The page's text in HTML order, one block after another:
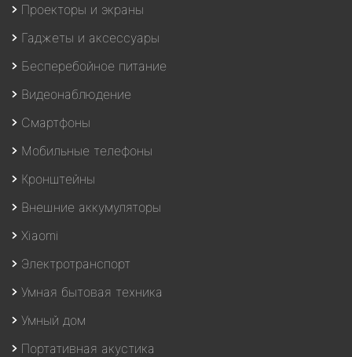
Проекторы и экраны
Гаджеты и аксессуары
Бесперебойное питание
Видеонаблюдение
Смартфоны
Мобильные телефоны
Кронштейны
Внешние аккумуляторы
Xiaomi
Электротранспорт
Умная бытовая техника
Умный дом
Портативная акустика